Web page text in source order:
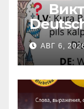
№46
Замок
АВГ 6,